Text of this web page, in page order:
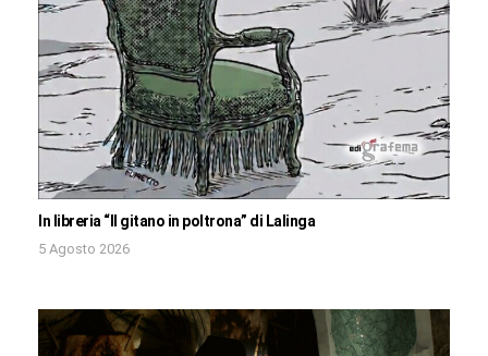
In libreria “Il gitano in poltrona” di Lalinga
5 Agosto 2026